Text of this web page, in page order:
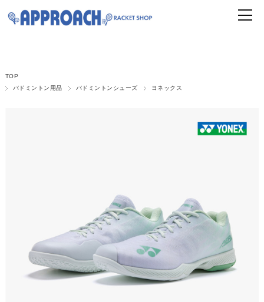
TOP
バドミントン用品
バドミントンシューズ ヨネックス